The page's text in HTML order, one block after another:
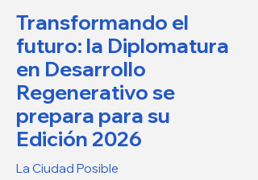
Transformando el
futuro: la Diplomatura
en Desarrollo
Regenerativo se
prepara para su
Edición 2026
La Ciudad Posible